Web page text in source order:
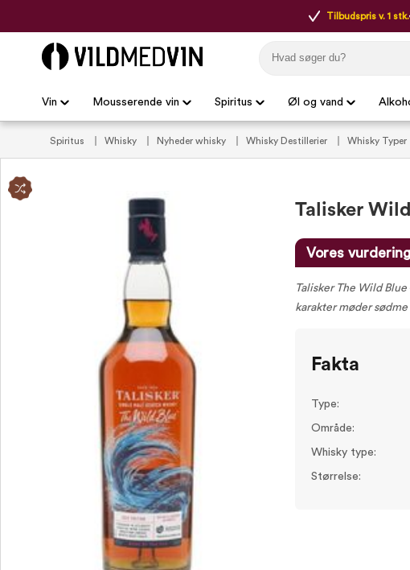
Tilbudspris v. 1 stk.
Vin Mousserende vin Spiritus Øl og vand
Spiritus Whisky Nyheder whisky Whisky Destillerier Whisky Typer
Talisker
Vores vurdering
Talisker The Wild
karakter møder
Fakta
Type:
Område:
Whisky type:
Størrelse: